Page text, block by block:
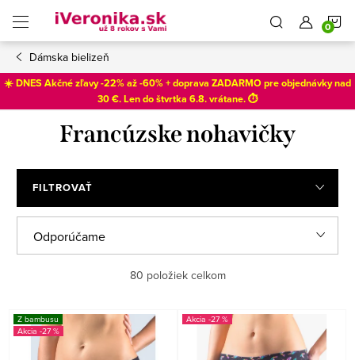
obsah
Dámska bielizeň
☀️ DNES Akčné zľavy -22% až -60% + doprava ZADARMO pre objednávky nad
30 €. Len doštvrtka 6.8. vrátane. ⏱️
Francúzske nohavičky
FILTROVAŤ
ý
i
s
a
e
n
Odporúčame
Najdrahšie
Najpredávanejšie
80 položiek celkom
Z bambusu
-27 %
-27 %